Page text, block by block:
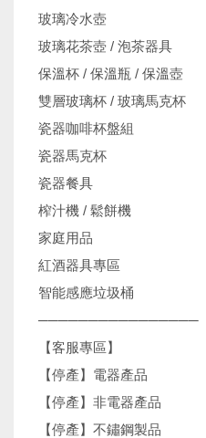
玻璃冷水壺
玻璃花茶壺 / 泡茶器具
保溫杯 / 保溫瓶 / 保溫壺
雙層玻璃杯 / 玻璃馬克杯
瓷器咖啡杯盤組
瓷器馬克杯
瓷器餐具
榨汁機 / 鬆餅機
家庭用品
紅酒器具專區
智能感應垃圾桶
────────────────
【客服專區】
【停產】電器產品
【停產】非電器產品
【停產】不鏽鋼製品